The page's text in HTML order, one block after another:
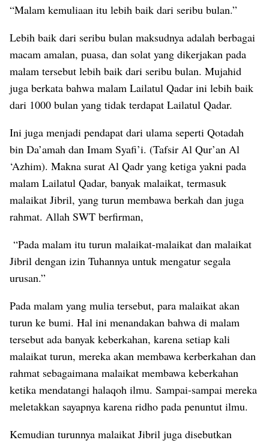
“Malam kemuliaan itu lebih baik dari seribu bulan.”
Lebih baik dari seribu bulan maksudnya adalah berbagai
macam amalan, puasa, dan solat yang dikerjakan pada
malam tersebut lebih baik dari seribu bulan. Mujahid
juga berkata bahwa malam Lailatul Qadar ini lebih baik
dari 1000 bulan yang tidak terdapat Lailatul Qadar.
Ini juga menjadi pendapat dari ulama seperti Qotadah
bin Da’amah dan Imam Syafi’i. (Tafsir Al Qur’an Al
‘Azhim). Makna surat Al Qadr yang ketiga yakni pada
malam Lailatul Qadar, banyak malaikat, termasuk
malaikat Jibril, yang turun membawa berkah dan juga
rahmat. Allah SWT berfirman,
“Pada malam itu turun malaikat-malaikat dan malaikat
Jibril dengan izin Tuhannya untuk mengatur segala
urusan.”
Pada malam yang mulia tersebut, para malaikat akan
turun ke bumi. Hal ini menandakan bahwa di malam
tersebut ada banyak keberkahan, karena setiap kali
malaikat turun, mereka akan membawa kerberkahan dan
rahmat sebagaimana malaikat membawa keberkahan
ketika mendatangi halaqoh ilmu. Sampai-sampai mereka
meletakkan sayapnya karena ridho pada penuntut ilmu.
Kemudian turunnya malaikat Jibril juga disebutkan